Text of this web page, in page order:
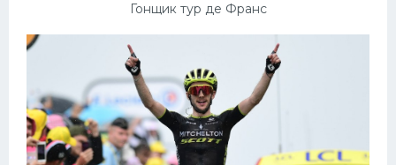
Гонщик тур де Франс